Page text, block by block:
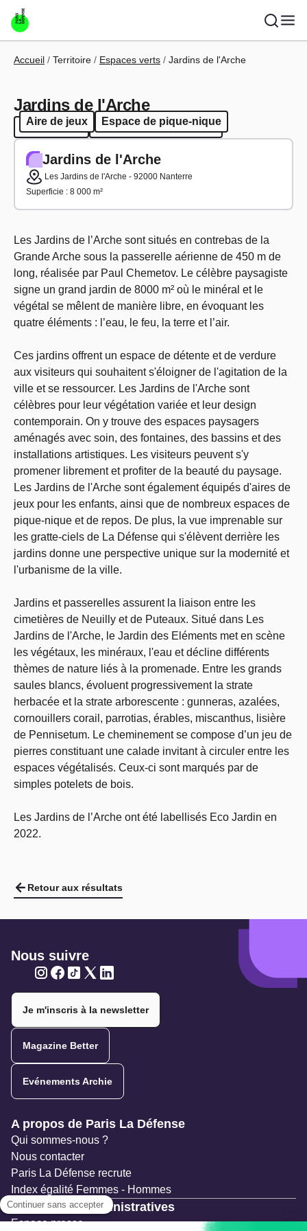
Aller au contenu principal
Fil d'Ariane
Accueil Territoire Espaces verts Jardins de l'Arche
Jardins de l'Arche
Aire de jeux Espace de pique-nique
Aire de jeux Espace de pique-nique
Jardins de l'Arche
Les Jardins de l'Arche - 92000 Nanterre
Superficie : 8 000 m²
Les Jardins de l’Arche sont situés en contrebas de la
Grande Arche sous la passerelle aérienne de 450 m de
long, réalisée par Paul Chemetov. Le célèbre paysagiste
signe un grand jardin de 8000 m² où le minéral et le
végétal se mêlent de manière libre, en évoquant les
quatre éléments : l’eau, le feu, la terre et l’air.
Ces jardins offrent un espace de détente et de verdure
aux visiteurs qui souhaitent s'éloigner de l'agitation de la
ville et se ressourcer. Les Jardins de l'Arche sont
célèbres pour leur végétation variée et leur design
contemporain. On y trouve des espaces paysagers
aménagés avec soin, des fontaines, des bassins et des
installations artistiques. Les visiteurs peuvent s'y
promener librement et profiter de la beauté du paysage.
Les Jardins de l'Arche sont également équipés d'aires de
jeux pour les enfants, ainsi que de nombreux espaces de
pique-nique et de repos. De plus, la vue imprenable sur
les gratte-ciels de La Défense qui s'élèvent derrière les
jardins donne une perspective unique sur la modernité et
l'urbanisme de la ville.
Jardins et passerelles assurent la liaison entre les
cimetières de Neuilly et de Puteaux. Situé dans Les
Jardins de l'Arche, le Jardin des Eléments met en scène
les végétaux, les minéraux, l'eau et décline différents
thèmes de nature liés à la promenade. Entre les grands
saules blancs, évoluent progressivement la strate
herbacée et la strate arborescente : gunneras, azalées,
cornouillers corail, parrotias, érables, miscanthus, lisière
de Pennisetum. Le cheminement se compose d’un jeu de
pierres constituant une calade invitant à circuler entre les
espaces végétalisés. Ceux-ci sont marqués par de
simples potelets de bois.
Les Jardins de l’Arche ont été labellisés Eco Jardin en
2022.
Retour aux résultats
Nous suivre
Je m'inscris à la newsletter
Magazine Better
Evénements Archie
Navigation secondaire
A propos de Paris La Défense
Qui sommes-nous ?
Nous contacter
Paris La Défense recrute
Index égalité Femmes - Hommes
Ressources administratives
Espace presse